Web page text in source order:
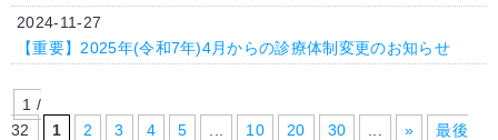
2024-11-27
【重要】2025年(令和7年)4月からの診療体制変更のお知らせ
1 /
32
1 2 3 4 5 10 20 30 »
最後